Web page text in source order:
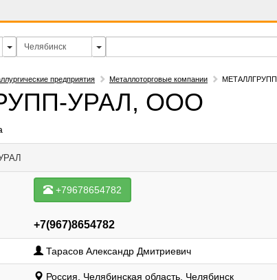
предприятия Металлоторговые компании
УРАЛ, ООО
+79678654782
+7(967)8654782
Тарасов Александр Дмитриевич
Россия, Челябинская область, Челябинск